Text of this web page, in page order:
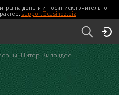
на деньги и носит исключительно
support@casinoz.biz
Питер Виландос